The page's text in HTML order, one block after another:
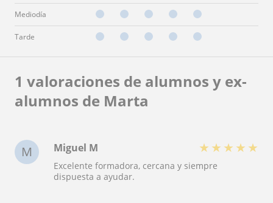
Mediodía
Tarde
1 valoraciones de alumnos y ex-
alumnos de Marta
M Miguel M ★ ★ ★ ★ ★
Excelente formadora, cercana y siempre
dispuesta a ayudar.